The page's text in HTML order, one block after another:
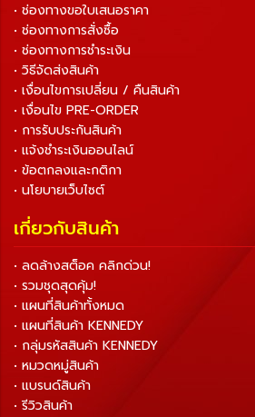
• ช่องทางขอใบเสนอราคา
• ช่องทางการสั่งซื้อ
• ช่องทางการชำระเงิน
• วิธีจัดส่งสินค้า
• เงื่อนไขการเปลี่ยน / คืนสินค้า
• เงื่อนไข PRE-ORDER
• การรับประกันสินค้า
• แจ้งชำระเงินออนไลน์
• ข้อตกลงและกติกา
• นโยบายเว็บไซต์
เกี่ยวกับสินค้า
• ลดล้างสต็อค คลิกด่วน!
• รวมชุดสุดคุ้ม!
• แผนที่สินค้าทั้งหมด
• แผนที่สินค้า KENNEDY
• กลุ่มรหัสสินค้า KENNEDY
• หมวดหมู่สินค้า
• แบรนด์สินค้า
• รีวิวสินค้า